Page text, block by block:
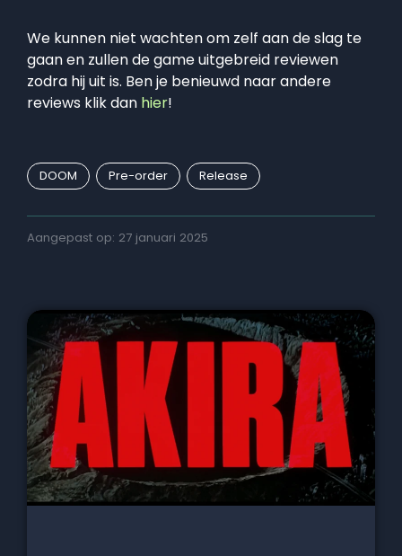
We kunnen niet wachten om zelf aan de slag te
gaan en zullen de game uitgebreid reviewen
zodra hij uit is. Ben je benieuwd naar andere
reviews klik dan hier!
DOOM Pre-order Release
Aangepast op: 27 januari 2025